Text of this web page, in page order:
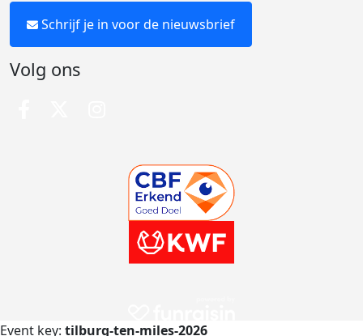
Schrijf je in voor de nieuwsbrief
Volg ons
Event key: tilburg-ten-miles-2026